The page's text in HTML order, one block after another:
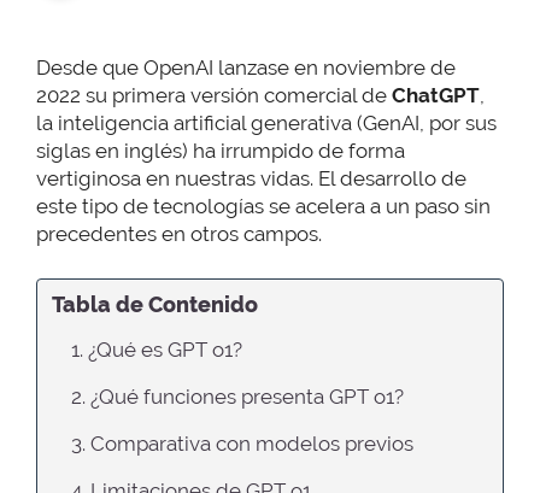
Desde que OpenAI lanzase en noviembre de
2022 su primera versión comercial de ChatGPT
la inteligencia artificial generativa (GenAI, por sus
siglas en inglés) ha irrumpido de forma
vertiginosa en nuestras vidas. El desarrollo de
este tipo de tecnologías se acelera a un paso sin
precedentes en otros campos.
Tabla de Contenido
1. ¿Qué es GPT o1?
2. ¿Qué funciones presenta GPT o1?
3. Comparativa con modelos previos